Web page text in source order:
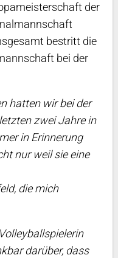
der
bestritt die
bei der
hatten wir bei der
zwei Jahre in
in Erinnerung
nur weil sie eine
die mich
darüber, dass